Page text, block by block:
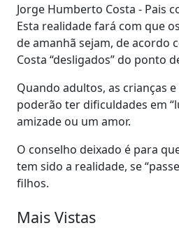
Jorge Humberto Costa - Pais
Esta realidade fará com que
de amanhã sejam, de acordo
Costa “desligados” do ponto
Quando adultos, as crianças
poderão ter dificuldades em
amizade ou um amor.
O conselho deixado é para
tem sido a realidade, se
filhos.
Mais Vistas